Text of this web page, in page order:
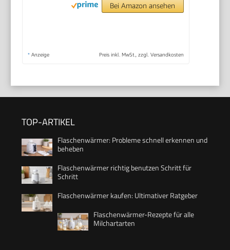
Bei Amazon ansehen
* Anzeige Preis inkl. MwSt., zzgl. Versandkosten
TOP-ARTIKEL
Flaschenwärmer: Probleme schnell erkennen und
beheben
Flaschenwärmer richtig benutzen Schritt für
Schritt
Flaschenwärmer kaufen: Ultimativer Ratgeber
Flaschenwärmer-Rezepte für alle
Milchartarten